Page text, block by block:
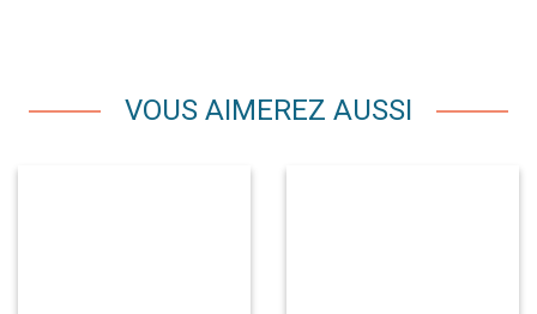
VOUS AIMEREZ AUSSI